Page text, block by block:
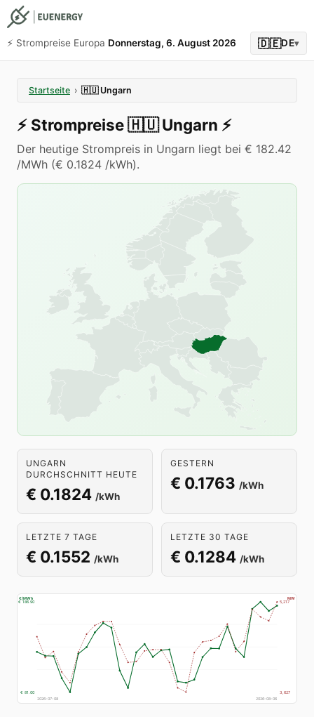
⚡️ Strompreise Europa Donnerstag, 6. August 2026 🇩🇪DE▾
Startseite › 🇭🇺 Ungarn
⚡️ Strompreise🇭🇺 Ungarn ⚡️
Der heutige Strompreis in Ungarn liegt bei € 182.42
/MWh (€ 0.1824 /kWh).
UNGARN
DURCHSCHNITT HEUTE
€ 0.1824 /kWh
GESTERN
€ 0.1763 /kWh
LETZTE 7 TAGE
€ 0.1552 /kWh
LETZTE 30 TAGE
€ 0.1284 /kWh
€ 186.90
€ 81.00
€/MWh
5,217
3,627
MW
2026-07-08 2026-08-06